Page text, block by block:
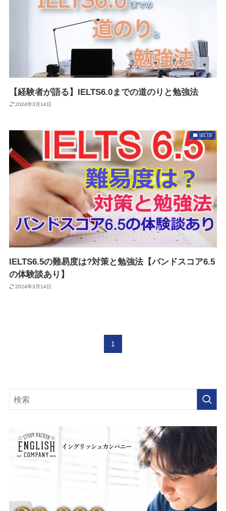
【経験者が語る】IELTS6.0までの道のりと勉強法
2024年3月14日
IELTS
IELTS6.5の難易度は?対策と勉強法【バンドスコア6.5
の体験談あり】
2024年3月14日
1